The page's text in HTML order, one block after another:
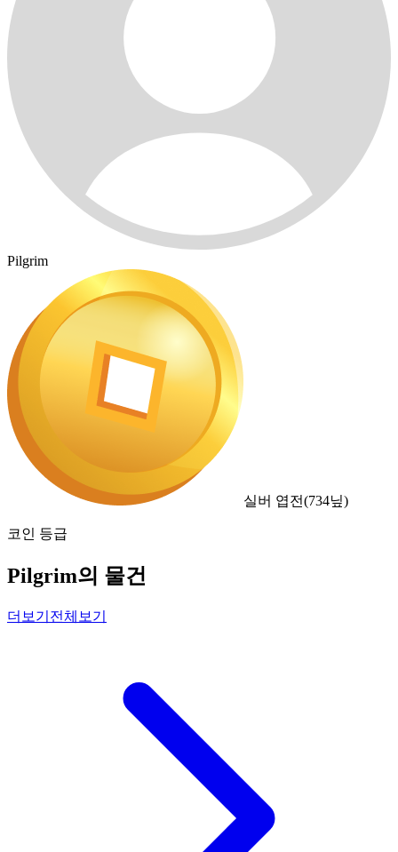
Pilgrim
실버 엽전(734닢)
코인 등급
Pilgrim의 물건
더보기 전체보기